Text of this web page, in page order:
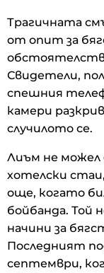
Трагичната
от опит за
Свидетели,
спешния
камери
случилото се.
Лиъм не можел
хотелски
още, когато
бойбанда. Той
начини за
Последният
септември,